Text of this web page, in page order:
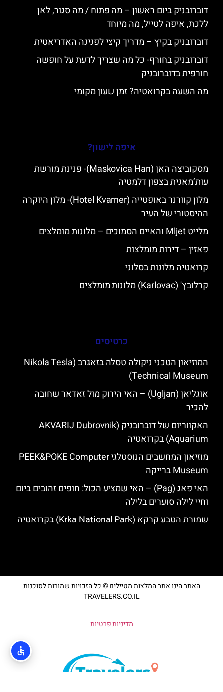
דוברובניק ביום ראשון – מה פתוח / מה סגור, לאן
ללכת, איפה לטייל, מה מיוחד
דוברובניק בקיץ – מדריך קיצי לפנינה האדריאטית
דוברובניק בחורף- כל מה שצריך לדעת על חופשה
חורפית בדוברובניק
מה השעה בקרואטיה? זמן שעון מקומי
איפה לישון?
מסקוביצה האן (Maskovica Han)- פנינת מורשת
עות’מאנית בצפון דלמטיה
מלון קוורנר באופטייה (Hotel Kvarner)- מלון היוקרה
ההיסטורי של העיר
מלייט Mljet והאיים הסמוכים – מלונות מומלצים
פאזין – דירות מומלצות
קרואטיה מלונות בסלוני
קרלובץ' (Karlovac) מלונות מומלצים
כרטיסים
המוזיאון הטכני ניקולה טסלה בזאגרב (Nikola Tesla
Technical Museum)
אוגליאן (Ugljan) – האי הירוק מול זאדאר שחובה
להכיר
האקווריום של דוברובניק (AKVARIJ Dubrovnik
Aquarium) בקרואטיה
מוזיאון המחשבים הנוסטלגי PEEK&POKE Computer
Museum ברייקה
האי פאג (Pag) – האי שמציע הכול: חופים זהובים ביום
וחיי לילה סוערים בלילה
שמורת הטבע קרקא (Krka National Park) בקרואטיה
האתר הינו אתר המלצות מטיילים © כל הזכויות שמורות לסוכנות
TRAVELERS.CO.IL
מדיניות פרטיות